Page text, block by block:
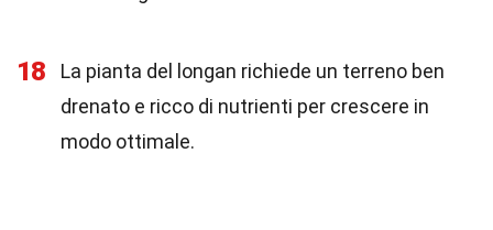
18
La pianta del longan richiede un terreno ben
drenato e ricco di nutrienti per crescere in
modo ottimale.